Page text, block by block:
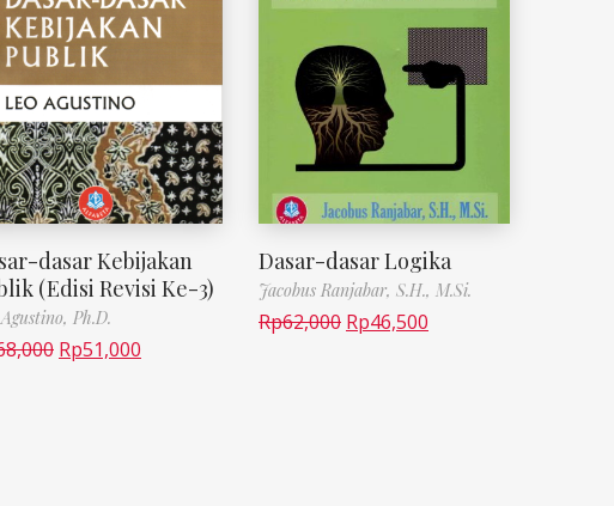
dasar Kebijakan
(Edisi Revisi Ke-3)
Ph.D.
Rp51,000
Dasar-dasar Logika
Jacobus Ranjabar, S.H., M.Si.
Rp62,000 Rp46,500